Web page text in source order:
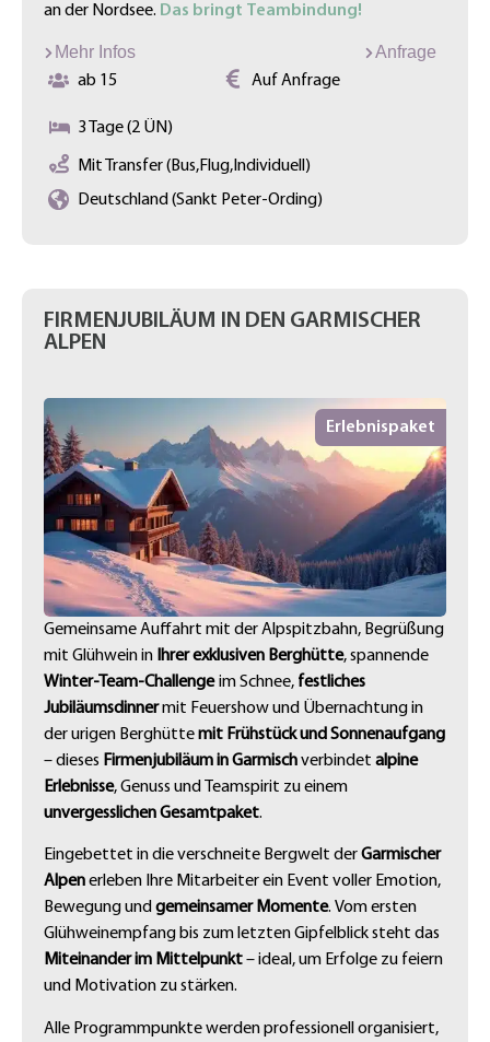
an der Nordsee. Das bringt Teambindung!
Mehr Infos
Anfrage
ab 15
Auf Anfrage
3 Tage (2 ÜN)
Mit Transfer (Bus,Flug,Individuell)
Deutschland (Sankt Peter-Ording)
FIRMENJUBILÄUM IN DEN GARMISCHER
ALPEN
Erlebnispaket
Gemeinsame Auffahrt mit der Alpspitzbahn, Begrüßung
mit Glühwein in Ihrer exklusiven Berghütte, spannende
Winter-Team-Challengeim Schnee, festliches
Jubiläumsdinnermit Feuershow und Übernachtung in
der urigen Berghüttemit Frühstück und Sonnenaufgang
– dieses Firmenjubiläum in Garmischverbindet alpine
Erlebnisse, Genuss und Teamspirit zu einem
unvergesslichen Gesamtpaket.
Eingebettet in die verschneite Bergwelt derGarmischer
Alpenerleben Ihre Mitarbeiter ein Event voller Emotion,
Bewegung undgemeinsamer Momente. Vom ersten
Glühweinempfang bis zum letzten Gipfelblick steht das
Miteinander im Mittelpunkt– ideal, um Erfolge zu feiern
und Motivation zu stärken.
Alle Programmpunkte werden professionell organisiert,